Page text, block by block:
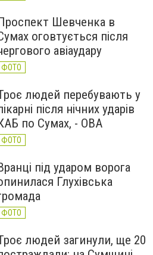
Шевченка в
оговтується після
авіаудару
ФОТО
людей перебувають у
після нічних ударів
по Сумах, - ОВА
ФОТО
під ударом ворога
Глухівська
ФОТО
людей загинули, ще 20